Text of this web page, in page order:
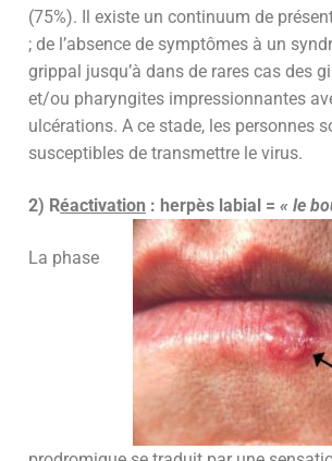
(75%). Il existe un continuum de
; de l’absence de symptômes à un
grippal jusqu’à dans de rares cas des
et/ou pharyngites impressionnantes
ulcérations. A ce stade, les personnes
susceptibles de transmettre le virus.
2) Réactivation : herpès labial = « le
La phase